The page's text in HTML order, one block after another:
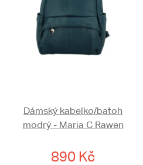
Dámský kabelko/batoh
modrý - Maria C Rawen
890 Kč